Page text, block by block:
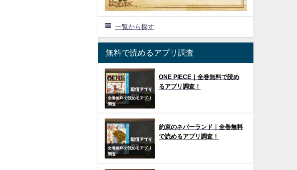
一覧から探す
無料で読めるアプリ調査
全巻無料で読めるアプリ
調査
ONE PIECE｜全巻無料で読め
るアプリ調査！
全巻無料で読めるアプリ
調査
約束のネバーランド｜全巻無料
で読めるアプリ調査！